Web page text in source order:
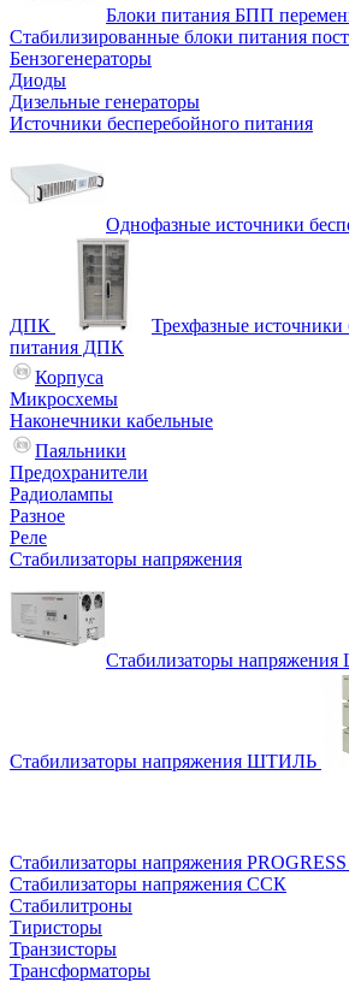
Блоки питания БПП
Стабилизированные блоки питания
Бензогенераторы
Диоды
Дизельные генераторы
Источники бесперебойного питания
Однофазные источники
ДПК
Трехфазные источники
питания ДПК
Корпуса
Микросхемы
Наконечники кабельные
Паяльники
Предохранители
Радиолампы
Разное
Реле
Стабилизаторы напряжения
Стабилизаторы напряжения
Стабилизаторы напряжения ШТИЛЬ
Стабилизаторы напряжения PROGRESS
Стабилизаторы напряжения ССК
Стабилитроны
Тиристоры
Транзисторы
Трансформаторы